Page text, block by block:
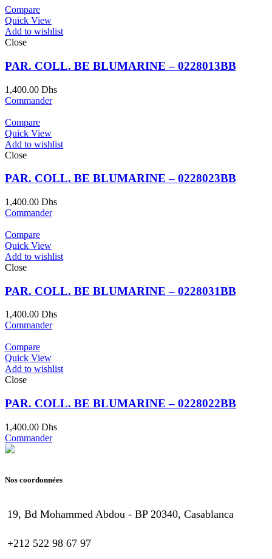
Compare
Quick View
Add to wishlist
Close
PAR. COLL. BE BLUMARINE – 0228013BB
1,400.00 Dhs
Commander
Compare
Quick View
Add to wishlist
Close
PAR. COLL. BE BLUMARINE – 0228023BB
1,400.00 Dhs
Commander
Compare
Quick View
Add to wishlist
Close
PAR. COLL. BE BLUMARINE – 0228031BB
1,400.00 Dhs
Commander
Compare
Quick View
Add to wishlist
Close
PAR. COLL. BE BLUMARINE – 0228022BB
1,400.00 Dhs
Commander
Nos coordonnées
19, Bd Mohammed Abdou - BP 20340, Casablanca
+212 522 98 67 97